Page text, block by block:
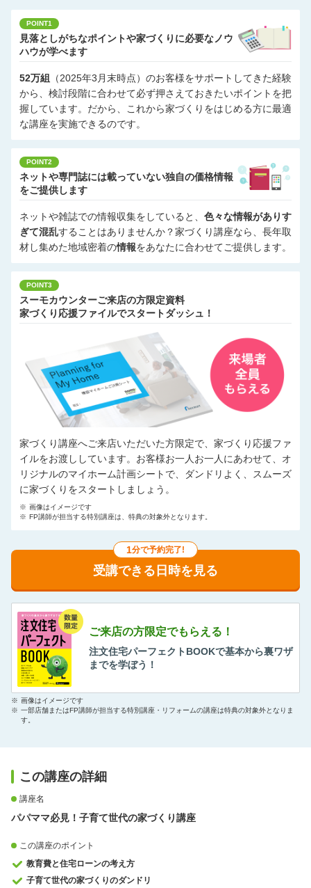
POINT1
見落としがちなポイントや家づくりに必要なノウ
ハウが学べます
52万組
（2025年3月末時点）のお客様をサポートしてきた経験
から、検討段階に合わせて必ず押さえておきたいポイントを把
握しています。だから、これから家づくりをはじめる方に最適
な講座を実施できるのです。
POINT2
ネットや専門誌には載っていない独自の価格情報
をご提供します
ネットや雑誌での情報収集をしていると、 色々な情報がありす
ぎて混乱することはありませんか？家づくり講座なら、長年取
材し集めた地域密着の情報をあなたに合わせてご提供します。
POINT3
スーモカウンターご来店の方限定資料
家づくり応援ファイルでスタートダッシュ！
家づくり講座へご来店いただいた方限定で、家づくり応援ファ
イルをお渡ししています。お客様お一人お一人にあわせて、オ
リジナルのマイホーム計画シートで、ダンドリよく、スムーズ
に家づくりをスタートしましょう。
※ 画像はイメージです
※ FP講師が担当する特別講座は、特典の対象外となります。
1分で予約完了!
受講できる日時を見る
ご来店の方限定でもらえる！
注文住宅パーフェクトBOOKで基本から裏ワザ
までを学ぼう！
※ 画像はイメージです
※ 一部店舗またはFP講師が担当する特別講座・リフォームの講座は特典の対象外となりま
す。
この講座の詳細
講座名
パパママ必見！子育て世代の家づくり講座
この講座のポイント
教育費と住宅ローンの考え方
子育て世代の家づくりのダンドリ